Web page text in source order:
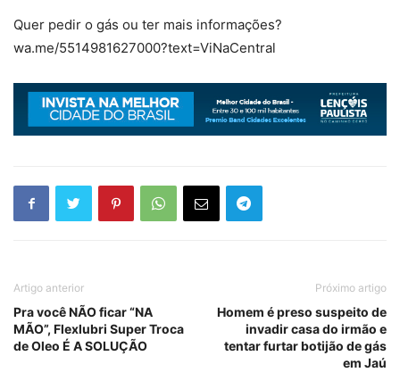
Quer pedir o gás ou ter mais informações?
wa.me/5514981627000?text=ViNaCentral
Artigo anterior
Pra você NÃO ficar “NA
MÃO”, Flexlubri Super Troca
de Oleo É A SOLUÇÃO
Próximo artigo
Homem é preso suspeito de
invadir casa do irmão e
tentar furtar botijão de gás
em Jaú